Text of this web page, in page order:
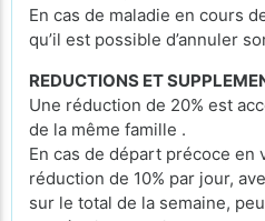
En cas de maladie en cours
qu’il est possible d’annuler
REDUCTIONS ET
Une réduction de 20% est
de la même famille .
En cas de départ précoce en
réduction de 10% par jour,
sur le total de la semaine,